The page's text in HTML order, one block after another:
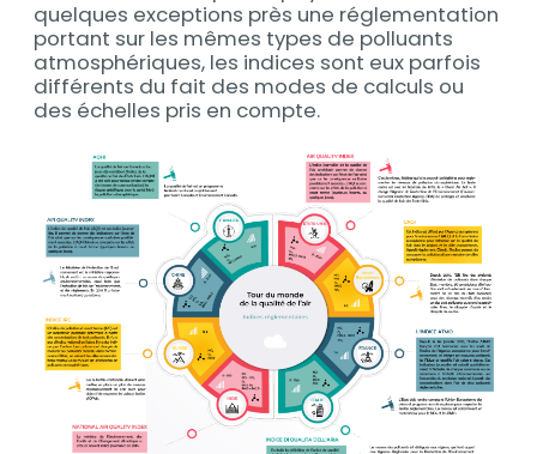
quelques exceptions près une réglementation
portant sur les mêmes types de polluants
atmosphériques, les indices sont eux parfois
différents du fait des modes de calculs ou
des échelles pris en compte.